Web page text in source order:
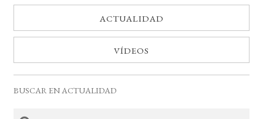
ACTUALIDAD
VÍDEOS
BUSCAR EN ACTUALIDAD